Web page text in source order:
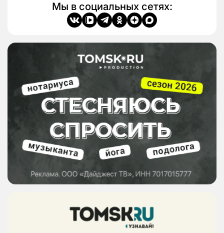
Мы в социальных сетях: